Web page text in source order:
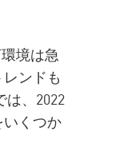
境は急
ンドも
は、2022
くつか